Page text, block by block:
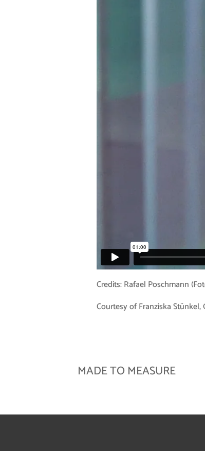
Credits: Rafael Poschmann
Courtesy of Franziska Stünkel,
MADE TO MEASURE